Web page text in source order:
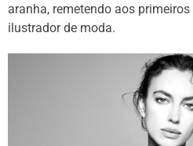
aranha, remetendo aos
ilustrador de moda.